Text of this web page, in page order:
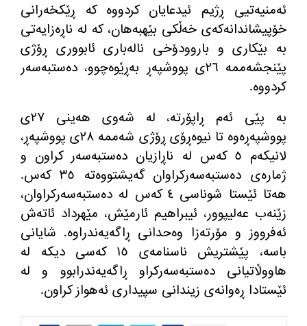
ئه‌منیه‌تیی ڕژیم ئیدعایان كردووه‌ كه‌ ڕێكخه‌رانی
خۆپیشاندانه‌كه‌ی خه‌ڵكی بێهبه‌هان، كه‌ له‌ ناڕه‌زایه‌تی
به‌ بێكاری و باروودۆخی ناله‌باری ئابووری ڕۆژی
پێنجشه‌ممه‌ ٢٦ی پووشپه‌ڕ به‌ڕێوه‌چوو، ده‌ستبه‌سه‌ر
كردووه‌.
به‌ پێی ئه‌م ڕاپۆرته‌، له‌ شه‌وی هه‌ینی ٢٧ی
پووشپه‌ڕه‌وه‌ تا نیوه‌ڕۆی ڕۆژی شه‌ممه‌ ٢٨ی پووشپه‌ڕ،
لانیكه‌م ٥ كه‌س له‌ ناڕازیان ده‌ستبه‌سه‌ر كراون و
ژماره‌ی ده‌ستبه‌سه‌ركراوان گه‌یشتووه‌ته‌ ٣٥ كه‌س.
هه‌تا ئێستا شوناسی ٤ كه‌س له‌ ده‌ستبه‌سه‌ركراوان،
زێنه‌ب عه‌لیپوور، ئیبراهیم ئارمێش، مێهرداد ئاته‌ش
ئه‌فرووز و مۆرته‌زا وه‌حدانی ڕاگه‌یه‌ندراوه‌. شایانی
باسه‌، پێشتریش ناسنامه‌ی ١٥ كه‌سی دیكه‌ له‌
هاووڵاتیانی ده‌ستبه‌سه‌ركراو ڕاگه‌یه‌ندرابوو و له‌
ئێستادا ڕه‌وانه‌ی زیندانی سپیداری ئه‌هواز كراون.